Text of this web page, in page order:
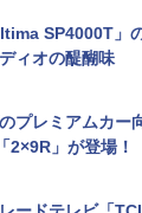
SP4000T」
ィオの醍醐味
プレミアムカー
2×9R」が登場！